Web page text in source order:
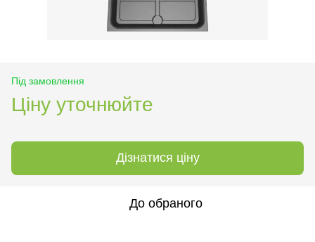
Під замовлення
Ціну уточнюйте
Дізнатися ціну
До обраного